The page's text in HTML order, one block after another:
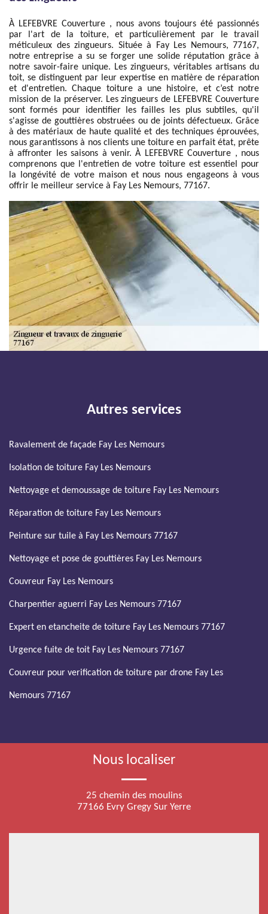
À LEFEBVRE Couverture , nous avons toujours été passionnés
par l'art de la toiture, et particulièrement par le travail
méticuleux des zingueurs. Située à Fay Les Nemours, 77167,
notre entreprise a su se forger une solide réputation grâce à
notre savoir-faire unique. Les zingueurs, véritables artisans du
toit, se distinguent par leur expertise en matière de réparation
et d'entretien. Chaque toiture a une histoire, et c’est notre
mission de la préserver. Les zingueurs de LEFEBVRE Couverture
sont formés pour identifier les failles les plus subtiles, qu'il
s'agisse de gouttières obstruées ou de joints défectueux. Grâce
à des matériaux de haute qualité et des techniques éprouvées,
nous garantissons à nos clients une toiture en parfait état, prête
à affronter les saisons à venir. À LEFEBVRE Couverture , nous
comprenons que l'entretien de votre toiture est essentiel pour
la longévité de votre maison et nous nous engageons à vous
offrir le meilleur service à Fay Les Nemours, 77167.
Autres services
Ravalement de façade Fay Les Nemours
Isolation de toiture Fay Les Nemours
Nettoyage et demoussage de toiture Fay Les Nemours
Réparation de toiture Fay Les Nemours
Peinture sur tuile à Fay Les Nemours 77167
Nettoyage et pose de gouttières Fay Les Nemours
Couvreur Fay Les Nemours
Charpentier aguerri Fay Les Nemours 77167
Expert en etancheite de toiture Fay Les Nemours 77167
Urgence fuite de toit Fay Les Nemours 77167
Couvreur pour verification de toiture par drone Fay Les
Nemours 77167
Nous localiser
25 chemin des moulins
77166 Evry Gregy Sur Yerre